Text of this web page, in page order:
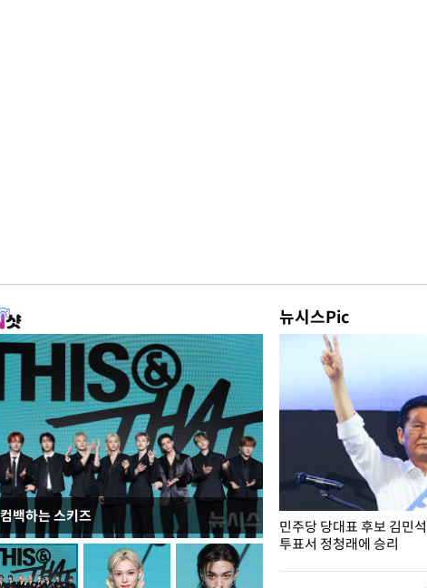
컴백하는 스키즈
뉴시스Pic
이번주 국회에는 무슨 일이? [뉴시스국회토pic]
민주당 당대표 후보 김민
투표서 정청래에 승리